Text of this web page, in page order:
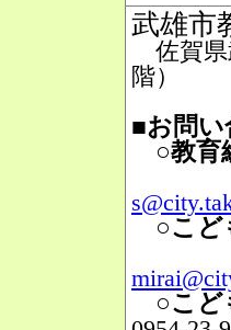
武雄市
佐賀県
階）
■お問い
○教育
○こど
○こど